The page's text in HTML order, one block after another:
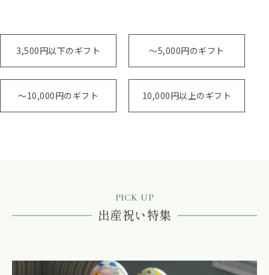
3,500円以下のギフト ～5,000円のギフト
～10,000円のギフト 10,000円以上のギフト
PICK UP
出産祝い特集